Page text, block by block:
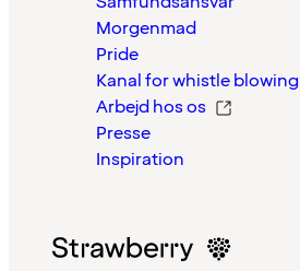
Morgenmad
Pride
Kanal for whistle blowing
Arbejd hos os
Presse
Inspiration